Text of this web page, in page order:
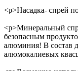
<p>Насадка- спрей
<p>Минеральный
безопасным
алюминия! В состав
алюмокалиевых